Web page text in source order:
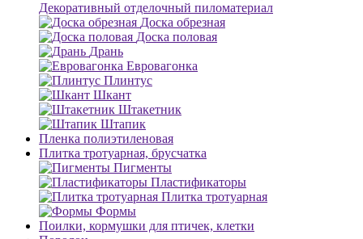
Декоративный отделочный пиломатериал
Доска обрезная
Доска половая
Дрань
Евровагонка
Плинтус
Шкант
Штакетник
Штапик
Пленка полиэтиленовая
Плитка тротуарная, брусчатка
Пигменты
Пластификаторы
Плитка тротуарная
Формы
Поилки, кормушки для птичек, клетки